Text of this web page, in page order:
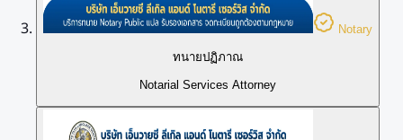
Notary
ทนายปฏิภาณ
Notarial Services Attorney